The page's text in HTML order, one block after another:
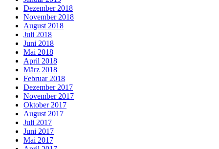
Dezember 2018
November 2018
August 2018
Juli 2018
Juni 2018
Mai 2018
April 2018
März 2018
Februar 2018
Dezember 2017
November 2017
Oktober 2017
August 2017
Juli 2017
Juni 2017
Mai 2017